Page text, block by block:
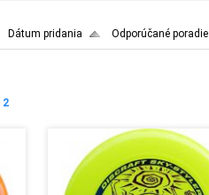
Dátum pridania Odporúčané poradie
2